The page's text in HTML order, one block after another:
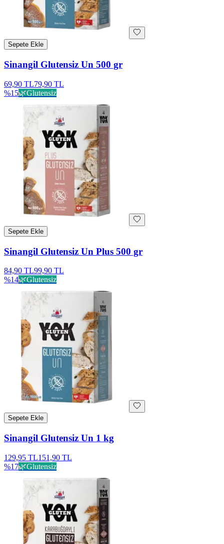
Sepete Ekle
Sinangil Glutensiz Un 500 gr
69,90 TL79,90 TL
%15🌿Glutensiz
Sepete Ekle
Sinangil Glutensiz Un Plus 500 gr
84,90 TL99,90 TL
%14🌿Glutensiz
Sepete Ekle
Sinangil Glutensiz Un 1 kg
129,95 TL151,90 TL
%17🌿Glutensiz